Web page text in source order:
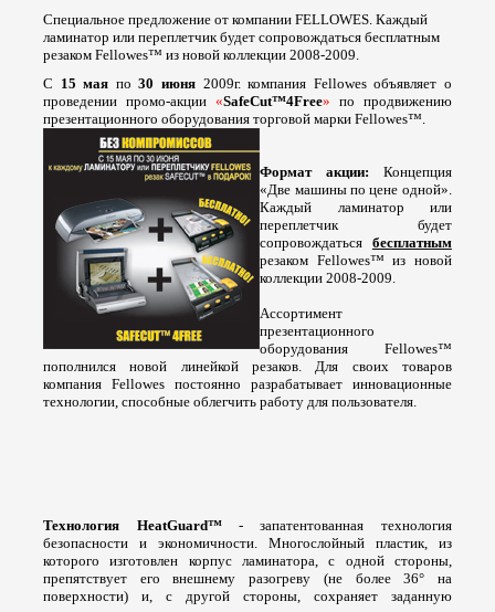
Специальное предложение от компании FELLOWES. Каждый
ламинатор или переплетчик будет сопровождаться бесплатным
резаком Fellowes™ из новой коллекции 2008-2009.
С 15 мая по30 июня 2009г. компания Fellowes объявляет о
проведении промо-акции «SafeCut™4Free» по продвижению
презентационного оборудования торговой маркиFellowes™.
Формат акции: Концепция
«Две машины по цене одной».
Каждый ламинатор или
переплетчик будет
сопровождаться бесплатным
резаком Fellowes™ из новой
коллекции 2008-2009.
Ассортимент
презентационного
оборудования Fellowes™
пополнился новой линейкой резаков. Для своих товаров
компанияFellowes постоянно разрабатывает инновационные
технологии, способные облегчить работу для пользователя.
Технология HeatGuard™- запатентованная технология
безопасности и экономичности. Многослойный пластик, из
которого изготовлен корпус ламинатора, с одной стороны,
препятствует его внешнему разогреву (не более 36° на
поверхности) и, с другой стороны, сохраняет заданную